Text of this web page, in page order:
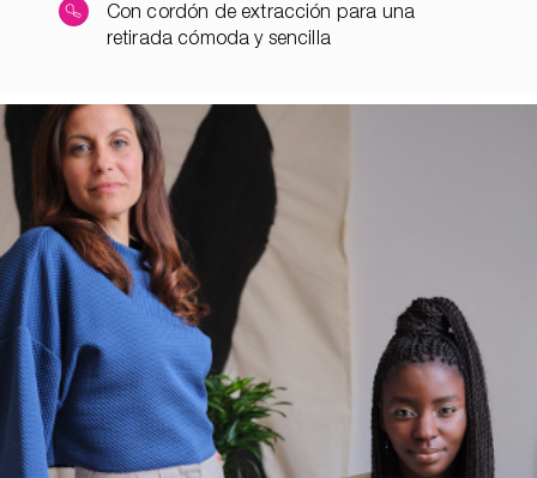
Con cordón de extracción para una
retirada cómoda y sencilla